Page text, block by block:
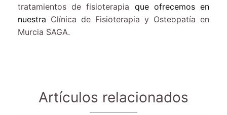
tratamientos de fisioterapia que ofrecemos en
nuestra Clínica de Fisioterapia y Osteopatía en
Murcia SAGA.
Artículos relacionados